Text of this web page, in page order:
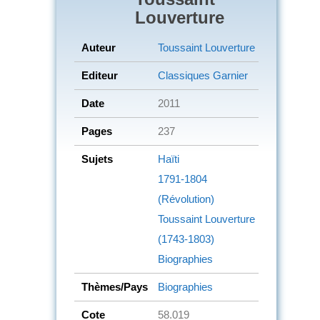
Louverture
Auteur Toussaint Louverture
Editeur Classiques Garnier
Date 2011
Pages 237
Sujets
Haïti
1791-1804
(Révolution)
Toussaint Louverture
(1743-1803)
Biographies
Thèmes/Pays Biographies
Cote 58.019